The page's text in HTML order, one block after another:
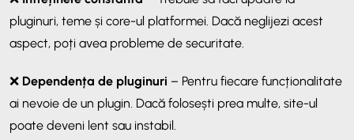
pluginuri, teme și core-ul platformei. Dacă neglijezi acest
aspect, poți avea probleme de securitate.
❌ Dependența de pluginuri – Pentru fiecare funcționalitate
ai nevoie de un plugin. Dacă folosești prea multe, site-ul
poate deveni lent sau instabil.